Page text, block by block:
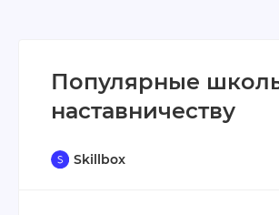
Популярные
наставничеству
Skillbox